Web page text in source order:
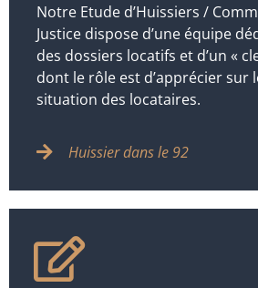
Notre Etude d’Huissiers /
Justice dispose d’une équipe
des dossiers locatifs et d’un «
dont le rôle est d’apprécier sur
situation des locataires.
Huissier dans le 92